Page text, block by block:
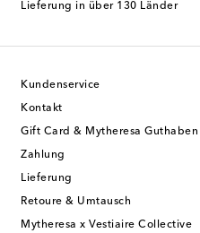
Lieferung in über 130 Länder
Kundenservice
Kontakt
Gift Card & Mytheresa Guthaben
Zahlung
Lieferung
Retoure & Umtausch
Mytheresa x Vestiaire Collective